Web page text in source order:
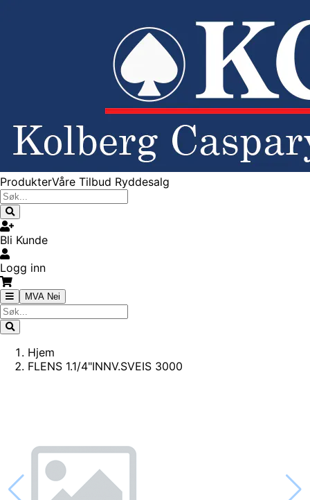
ProdukterVåre Tilbud Ryddesalg
Bli Kunde
Logg inn
MVA Nei
Hjem
FLENS 1.1/4"INNV.SVEIS 3000